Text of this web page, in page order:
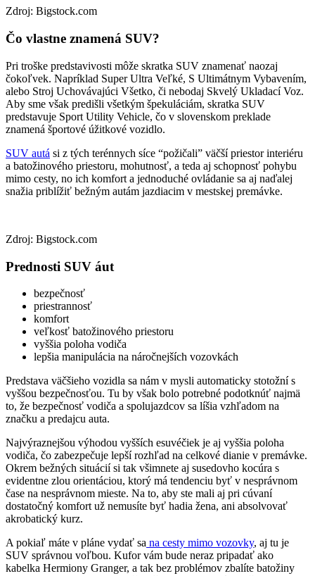
Zdroj: Bigstock.com
Čo vlastne znamená SUV?
Pri troške predstavivosti môže skratka SUV znamenať naozaj
čokoľvek. Napríklad Super Ultra Veľké, S Ultimátnym Vybavením,
alebo Stroj Uchovávajúci Všetko, či nebodaj Skvelý Ukladací Voz.
Aby sme však predišli všetkým špekuláciám, skratka SUV
predstavuje Sport Utility Vehicle, čo v slovenskom preklade
znamená športové úžitkové vozidlo.
SUV autá si z tých terénnych síce “požičali” väčší priestor interiéru
a batožinového priestoru, mohutnosť, a teda aj schopnosť pohybu
mimo cesty, no ich komfort a jednoduché ovládanie sa aj naďalej
snažia priblížiť bežným autám jazdiacim v mestskej premávke.
Zdroj: Bigstock.com
Prednosti SUV áut
bezpečnosť
priestrannosť
komfort
veľkosť batožinového priestoru
vyššia poloha vodiča
lepšia manipulácia na náročnejších vozovkách
Predstava väčšieho vozidla sa nám v mysli automaticky stotožní s
vyššou bezpečnosťou. Tu by však bolo potrebné podotknúť najmä
to, že bezpečnosť vodiča a spolujazdcov sa líšia vzhľadom na
značku a predajcu auta.
Najvýraznejšou výhodou vyšších esuvéčiek je aj vyššia poloha
vodiča, čo zabezpečuje lepší rozhľad na celkové dianie v premávke.
Okrem bežných situácií si tak všimnete aj susedovho kocúra s
evidentne zlou orientáciou, ktorý má tendenciu byť v nesprávnom
čase na nesprávnom mieste. Na to, aby ste mali aj pri cúvaní
dostatočný komfort už nemusíte byť hadia žena, ani absolvovať
akrobatický kurz.
A pokiaľ máte v pláne vydať sa na cesty mimo vozovky, aj tu je
SUV správnou voľbou. Kufor vám bude neraz pripadať ako
kabelka Hermiony Granger, a tak bez problémov zbalíte batožiny